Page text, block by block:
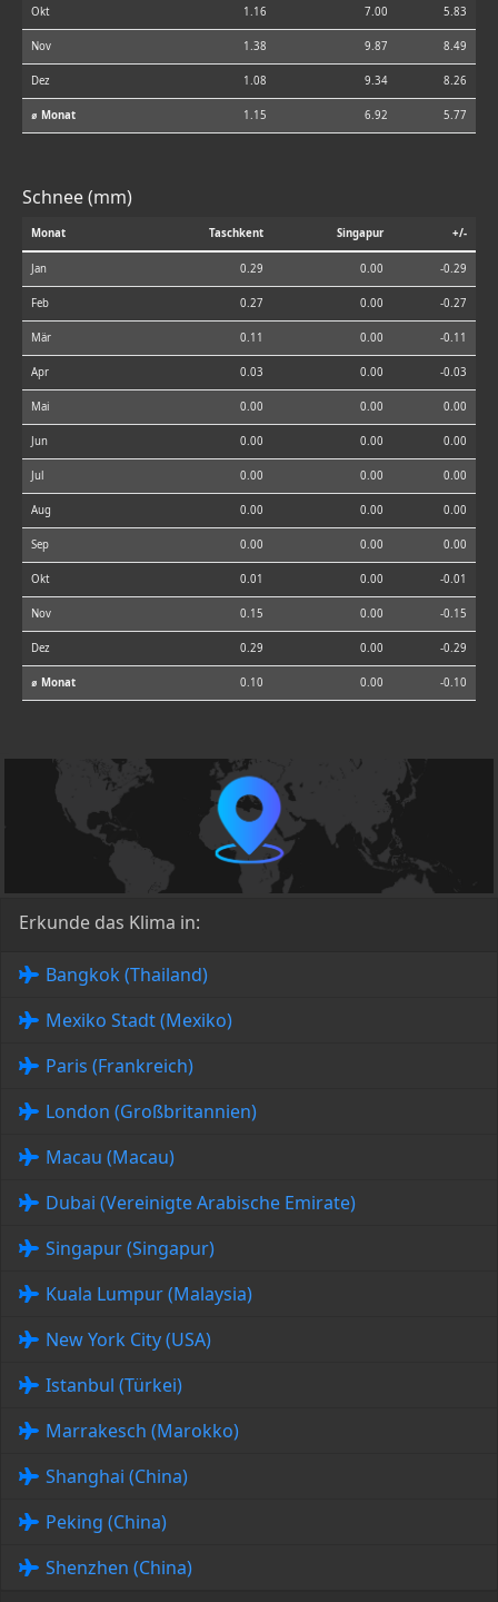
Okt 1.16 7.00 5.83
Nov 1.38 9.87 8.49
Dez 1.08 9.34 8.26
⌀ Monat 1.15 6.92 5.77
Schnee (mm)
Monat Taschkent Singapur +/-
Jan 0.29 0.00 -0.29
Feb 0.27 0.00 -0.27
Mär 0.11 0.00 -0.11
Apr 0.03 0.00 -0.03
Mai 0.00 0.00 0.00
Jun 0.00 0.00 0.00
Jul 0.00 0.00 0.00
Aug 0.00 0.00 0.00
Sep 0.00 0.00 0.00
Okt 0.01 0.00 -0.01
Nov 0.15 0.00 -0.15
Dez 0.29 0.00 -0.29
⌀ Monat 0.10 0.00 -0.10
Erkunde das Klima in:
Bangkok (Thailand)
Mexiko Stadt (Mexiko)
Paris (Frankreich)
London (Großbritannien)
Macau (Macau)
Dubai (Vereinigte Arabische Emirate)
Singapur (Singapur)
Kuala Lumpur (Malaysia)
New York City (USA)
Istanbul (Türkei)
Marrakesch (Marokko)
Shanghai (China)
Peking (China)
Shenzhen (China)